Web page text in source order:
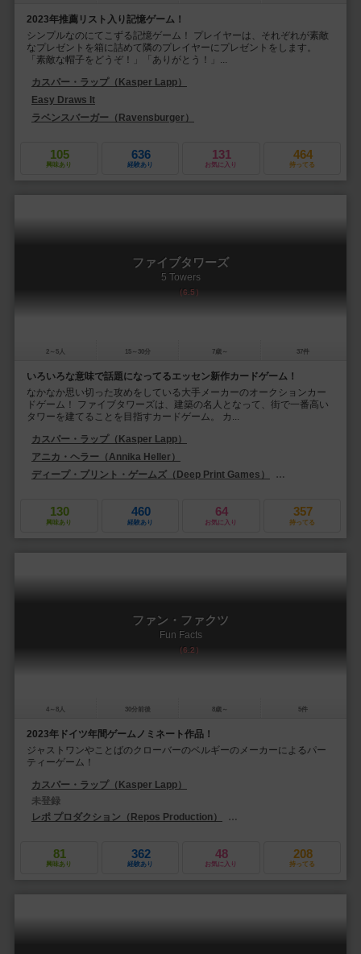
2023年推薦リスト入り記憶ゲーム！
シンプルなのにてこずる記憶ゲーム！ プレイヤーは、それぞれが素敵
なプレゼントを箱に詰めて隣のプレイヤーにプレゼントをします。
「素敵な帽子をどうぞ！」「ありがとう！」...
カスパー・ラップ（Kasper Lapp）
Easy Draws It
ラベンスバーガー（Ravensburger）
105
興味あり
636
経験あり
131
お気に入り
464
持ってる
ファイブタワーズ
5 Towers
6.5
2～5人 15～30分 7歳～ 37件
いろいろな意味で話題になってるエッセン新作カードゲーム！
なかなか思い切った攻めをしている大手メーカーのオークションカー
ドゲーム！ ファイブタワーズは、建築の名人となって、街で一番高い
タワーを建てることを目指すカードゲーム。 カ...
カスパー・ラップ（Kasper Lapp）
アニカ・ヘラー（Annika Heller）
ディープ・プリント・ゲームズ（Deep Print Games）
ペガサス・シュ
130
興味あり
460
経験あり
64
お気に入り
357
持ってる
ファン・ファクツ
Fun Facts
6.2
4～8人 30分前後 8歳～ 5件
2023年ドイツ年間ゲームノミネート作品！
ジャストワンやことばのクローバーのベルギーのメーカーによるパー
ティーゲーム！
カスパー・ラップ（Kasper Lapp）
未登録
レポ プロダクション（Repos Production）
アスモデイタリア（
81
興味あり
362
経験あり
48
お気に入り
208
持ってる